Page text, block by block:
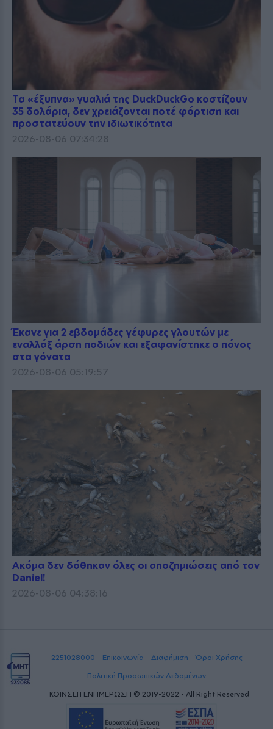
Τα «έξυπνα» γυαλιά της DuckDuckGo κοστίζουν
35 δολάρια, δεν χρειάζονται ποτέ φόρτιση και
προστατεύουν την ιδιωτικότητα
2026-08-06 07:34:28
Έκανε για 2 εβδομάδες γέφυρες γλουτών με
εναλλάξ άρση ποδιών και εξαφανίστηκε ο πόνος
στα γόνατα
2026-08-06 05:19:57
Ακόμα δεν δόθηκαν όλες οι αποζημιώσεις από τον
Daniel!
2026-08-06 04:38:16
2251028000 Επικοινωνία Διαφήμιση
Όροι Χρήσης -
Πολιτική Προσωπικών Δεδομένων
ΚΟΙΝΣΕΠ ΕΝΗΜΕΡΩΣΗ © 2019-2022 - All Right Reserved